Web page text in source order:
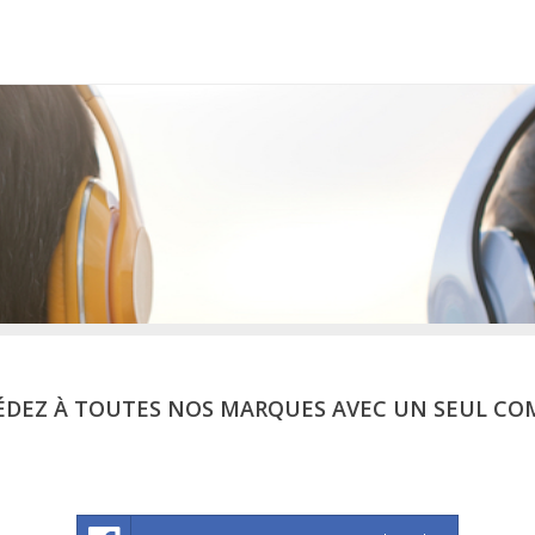
À TOUTES NOS MARQUES AVEC UN SEUL